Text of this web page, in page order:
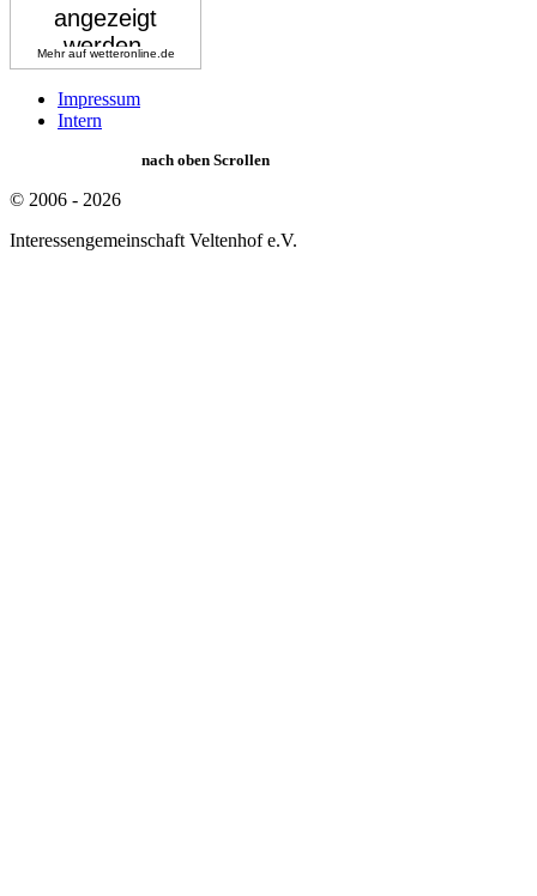
Mehr auf wetteronline.de
Impressum
Intern
nach oben Scrollen
© 2006 - 2026
Interessengemeinschaft Veltenhof e.V.